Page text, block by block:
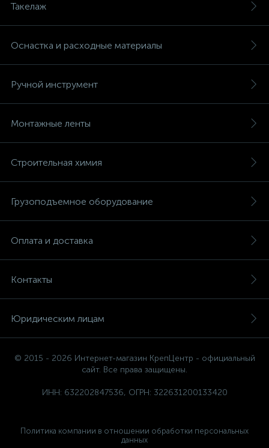
Такелаж
Оснастка и расходные материалы
Ручной инструмент
Монтажные ленты
Строительная химия
Грузоподъемное оборудование
Оплата и доставка
Контакты
Юридическим лицам
© 2015 - 2026 Интернет-магазин КрепЦентр - официальный
сайт. Все права защищены.
ИНН: 632202847536, ОГРН: 322631200133420
Политика компании в отношении обработки персональных
данных